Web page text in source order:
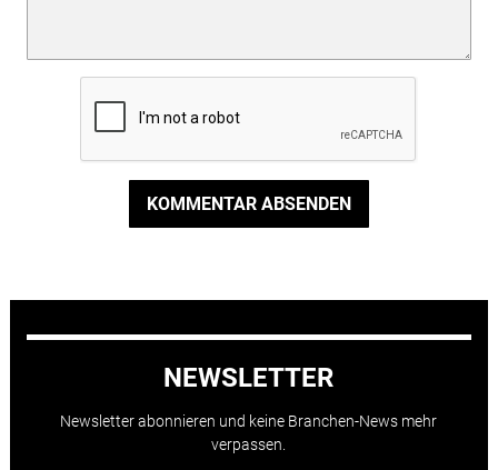
KOMMENTAR ABSENDEN
NEWSLETTER
Newsletter abonnieren und keine Branchen-News mehr
verpassen.